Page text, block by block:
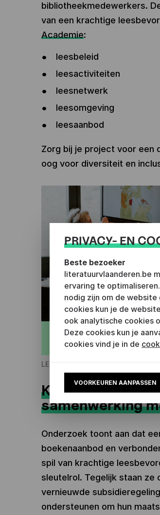
bibliotheekmedewerkers.
van een krachtige
Academie:
leesbeleid
leesactiviteiten
leesnetwerk
leesomgeving
leesaanbod
Zorg bij je project voor een
oog voor diversiteit en
LEESBEVORDERING IN BIB BRUGGE
Krachtige
samenwerking
Onderzoek toont aan dat
boekenaanbod en
spil van krachtige
sleutelrol. Tegelijk staan
vernieuwde
ondersteunen om hun
PRIVACY- EN
Beste bezoeker
literatuurvlaanderen.be
ervaring te
nodig zijn om de
cookies kun je de
ook analytische cookies
Deze cookies kun je
cookies vind je in de
VOORKEUREN AANPASSEN